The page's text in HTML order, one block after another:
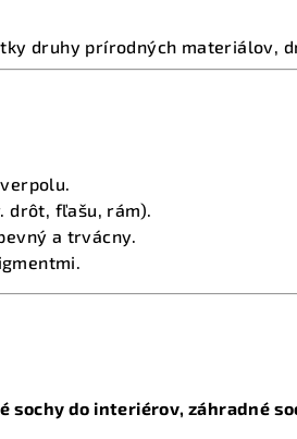
druhy prírodných materiálov,
drôt, fľašu, rám).
a trvácny.
sochy do interiérov, záhradné